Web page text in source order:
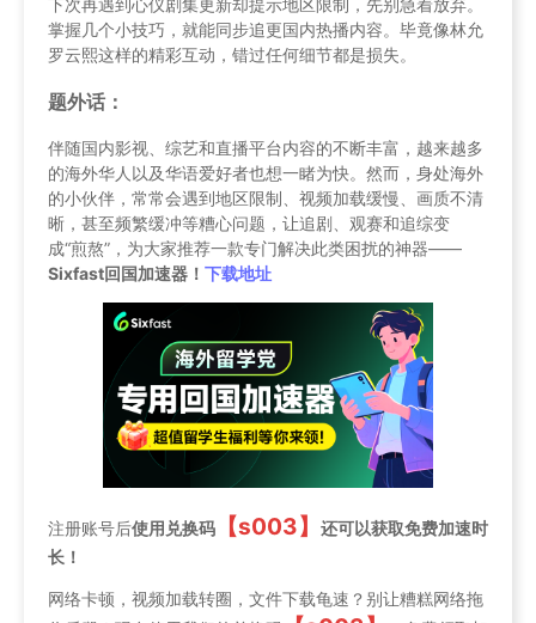
下次再遇到心仪剧集更新却提示地区限制，先别急着放弃。
掌握几个小技巧，就能同步追更国内热播内容。毕竟像林允
罗云熙这样的精彩互动，错过任何细节都是损失。
题外话：
伴随国内影视、综艺和直播平台内容的不断丰富，越来越多
的海外华人以及华语爱好者也想一睹为快。然而，身处海外
的小伙伴，常常会遇到地区限制、视频加载缓慢、画质不清
晰，甚至频繁缓冲等糟心问题，让追剧、观赛和追综变
成“煎熬”，为大家推荐一款专门解决此类困扰的神器——
Sixfast回国加速器！ 下载地址
注册账号后使用兑换码 【s003】
还可以获取免费加速时
长！
网络卡顿，视频加载转圈，文件下载龟速？别让糟糕网络拖